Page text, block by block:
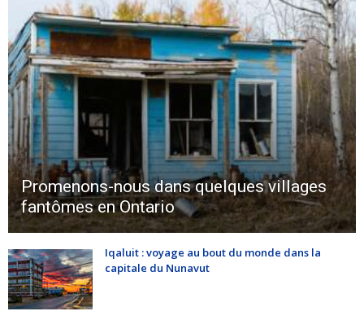
Promenons-nous dans quelques villages
fantômes en Ontario
Iqaluit : voyage au bout du monde dans la
capitale du Nunavut